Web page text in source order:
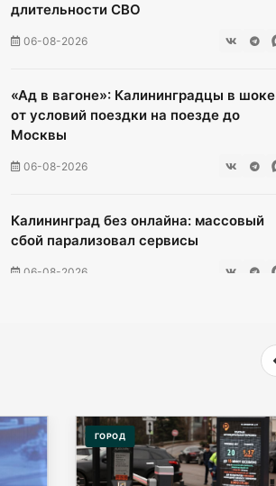
длительности СВО
06-08-2026
«Ад в вагоне»: Калининградцы в шоке
от условий поездки на поезде до
Москвы
06-08-2026
Калининград без онлайна: массовый
сбой парализовал сервисы
06-08-2026
Мэрия Калининграда дала старт
продажам парковочных абонементов
ГОРОД